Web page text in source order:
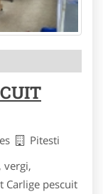
Pitesti
vergi,
Carlige pescuit